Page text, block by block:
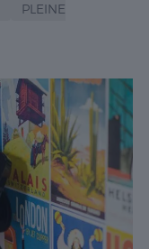
PLEINE